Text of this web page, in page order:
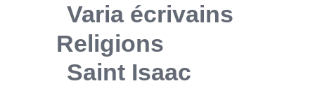
Varia écrivains
Religions
Saint Isaac